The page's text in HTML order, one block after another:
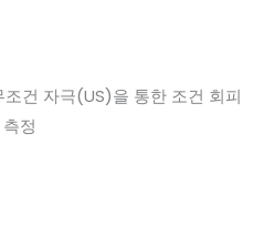
건 자극(US)을 통한 조건 회피
정